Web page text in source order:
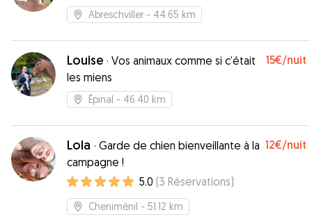
Abreschviller - 44.65 km
Louise · Vos animaux comme si c’était
les miens
15€/nuit
Épinal - 46.40 km
Lola · Garde de chien bienveillante à la
campagne !
12€/nuit
5.0 (3 Réservations)
Cheniménil - 51.12 km